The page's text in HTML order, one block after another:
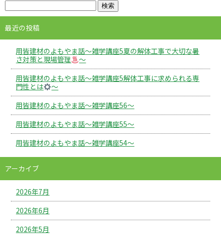
最近の投稿
用皆建材のよもやま話～雑学講座5夏の解体工事で大切な暑
さ対策と現場管理
～
用皆建材のよもやま話～雑学講座5解体工事に求められる専
門性とは
～
用皆建材のよもやま話～雑学講座56～
用皆建材のよもやま話～雑学講座55～
用皆建材のよもやま話～雑学講座54～
アーカイブ
2026年7月
2026年6月
2026年5月